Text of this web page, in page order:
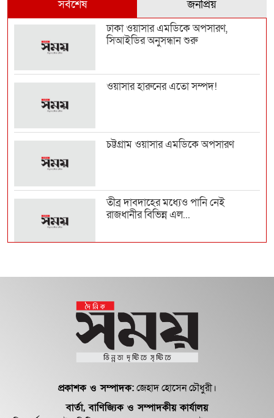
সর্বশেষ
জনপ্রিয়
ঢাকা ওয়াসার এমডিকে অপসারণ,
সিআইডির অনুসন্ধান শুরু
ওয়াসার হারুনের এতো সম্পদ!
চট্টগ্রাম ওয়াসার এমডিকে অপসারণ
তীব্র দাবদাহের মধ্যেও পানি নেই
রাজধানীর বিভিন্ন এল...
প্রকাশক ও সম্পাদক:জেহাদ হোসেন চৌধুরী।
বার্তা, বাণিজ্যিক ও সম্পাদকীয় কার্যালয়